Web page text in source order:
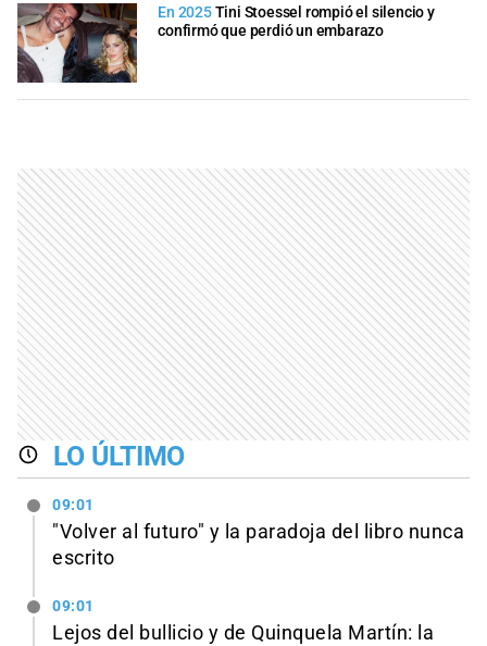
En 2025Tini Stoessel rompió el silencio y
confirmó que perdió un embarazo
LO ÚLTIMO
09:01
"Volver al futuro" y la paradoja del libro nunca
escrito
09:01
Lejos del bullicio y de Quinquela Martín: la